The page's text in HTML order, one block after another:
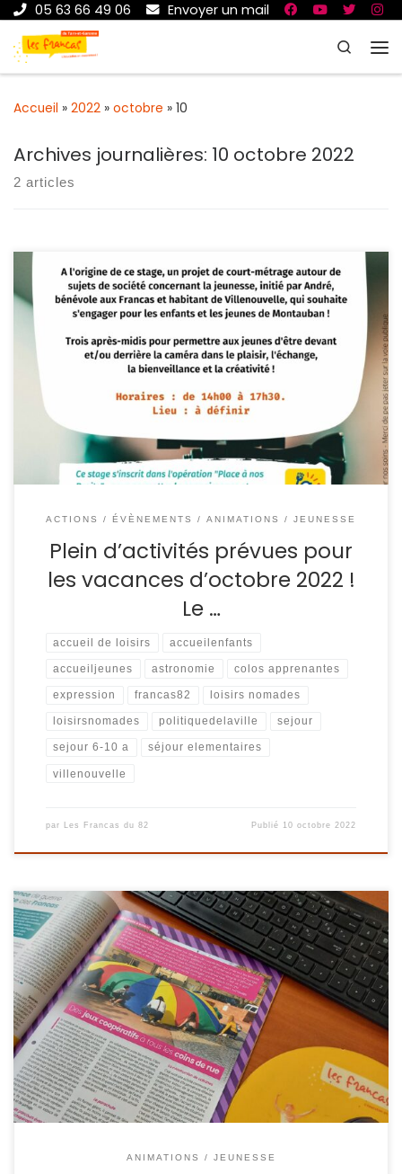
05 63 66 49 06
Envoyer un mail
Passer au contenu
Search
Accueil » 2022 » octobre » 10
Archives journalières: 10 octobre 2022
2 articles
Les Loisirs nomades Au programme pour ces vacances :
Des machines et des sciences ! Les Francas vous
accueille des 10h autour d’un petit déjeuner convivial, des
ateliers sont prévus dès 10h30 (Imagine ton Engin la
première semaine et astronomie la deuxième). Tout le
monde est invité à apporter son […]
ACTIONS / ÉVÈNEMENTS ANIMATIONS / JEUNESSE
Plein d’activités prévues pour
les vacances d’octobre 2022 !
Le …
accueil de loisirs accueilenfants
accueiljeunes astronomie colos apprenantes
expression francas82 loisirs nomades
loisirsnomades politiquedelaville sejour
sejour 6-10 a séjour elementaires
villenouvelle
par Les Francas du 82 Publié 10 octobre 2022
« Eduquer à la culture de paix peut passer par des jeux de
coopération qui amènent les enfants et les adolescent·e·s
à ne pas être dans une compétition ou un affrontement
mais à échanger et construire ensemble, tout en jouant. »
C’est ce à quoi nous invite l’exemple du dispositif itinérant
[…]
ANIMATIONS / JEUNESSE